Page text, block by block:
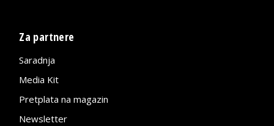
Za partnere
Saradnja
Media Kit
Pretplata na magazin
Newsletter